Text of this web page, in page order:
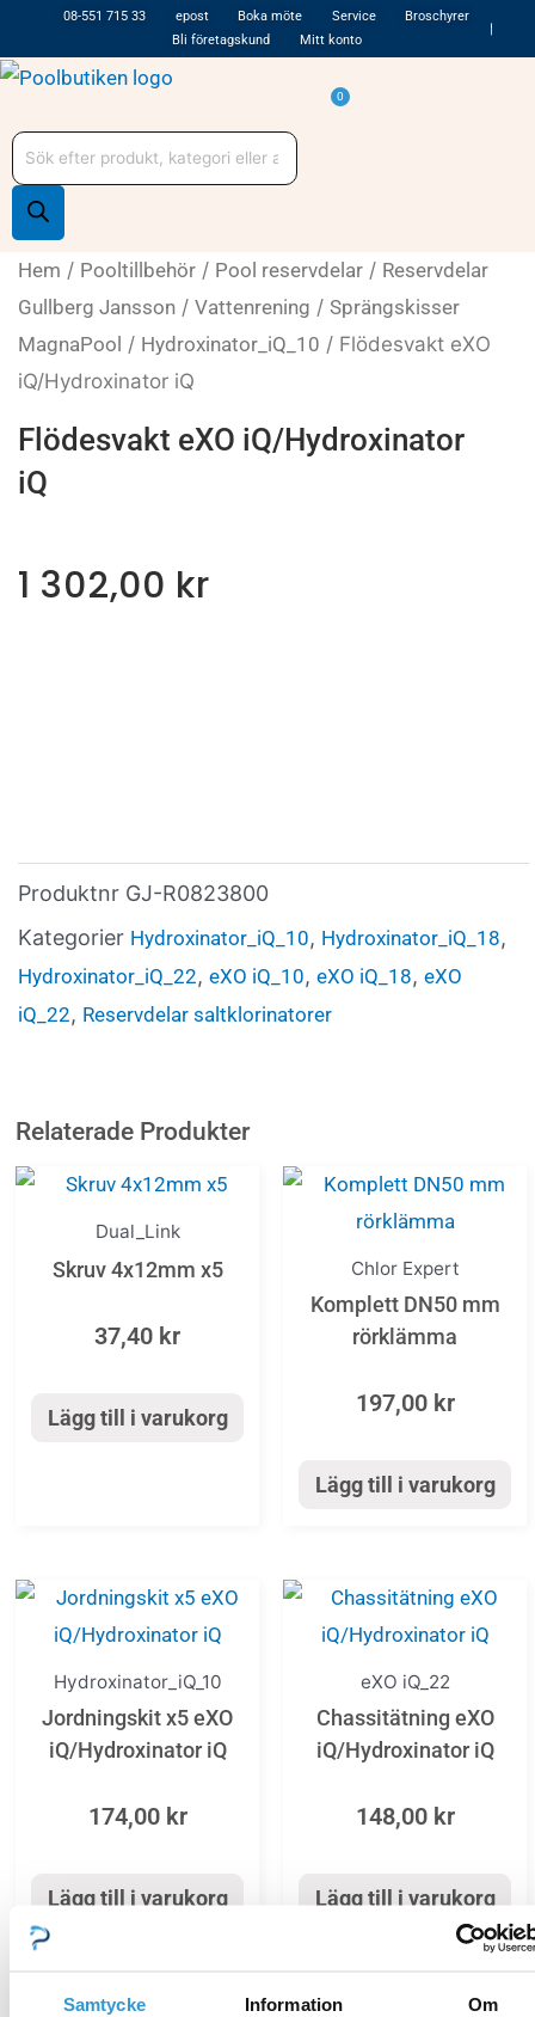
Samtycke Information Om
till
innehåll
08-551 715 33 epost Boka möte Service
Broschyrer
Bli företagskund
Mitt konto
0
Varukorg
Produktsökning
Hem / Pooltillbehör / Pool reservdelar / Reservdelar
Gullberg Jansson / Vattenrening / Sprängskisser
MagnaPool / Hydroxinator_iQ_10 / Flödesvakt eXO
iQ/Hydroxinator iQ
Flödesvakt eXO iQ/Hydroxinator
iQ
1 302,00 kr
Produktnr GJ-R0823800
Kategorier Hydroxinator_iQ_10, Hydroxinator_iQ_18,
Hydroxinator_iQ_22, eXO iQ_10, eXO iQ_18, eXO
iQ_22, Reservdelar saltklorinatorer
Relaterade Produkter
Dual_Link
Skruv 4x12mm x5
37,40 kr
Lägg till i varukorg
Chlor Expert
Komplett DN50 mm
rörklämma
197,00 kr
Lägg till i varukorg
Hydroxinator_iQ_10
Jordningskit x5 eXO
iQ/Hydroxinator iQ
174,00 kr
Lägg till i varukorg
eXO iQ_22
Chassitätning eXO
iQ/Hydroxinator iQ
148,00 kr
Lägg till i varukorg